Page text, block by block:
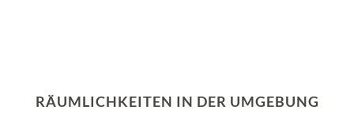
RÄUMLICHKEITEN IN DER UMGEBUNG